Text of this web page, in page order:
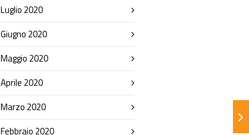
Luglio 2020
Giugno 2020
Maggio 2020
Aprile 2020
Marzo 2020
Febbraio 2020